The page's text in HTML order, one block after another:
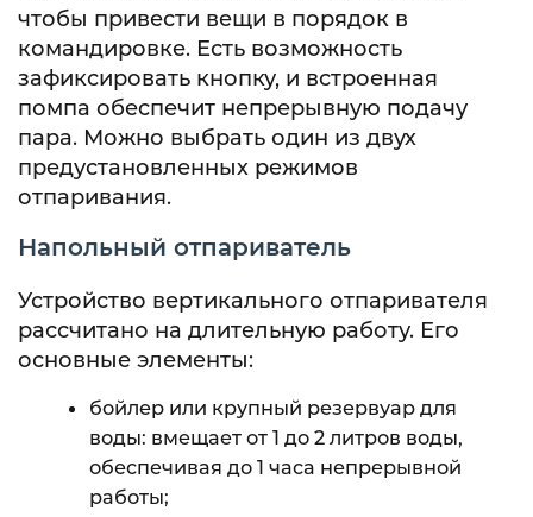
чтобы привести вещи в порядок в
командировке. Есть возможность
зафиксировать кнопку, и встроенная
помпа обеспечит непрерывную подачу
пара. Можно выбрать один из двух
предустановленных режимов
отпаривания.
Напольный отпариватель
Устройство вертикального отпаривателя
рассчитано на длительную работу. Его
основные элементы:
бойлер или крупный резервуар для
воды: вмещает от 1 до 2 литров воды,
обеспечивая до 1 часа непрерывной
работы;